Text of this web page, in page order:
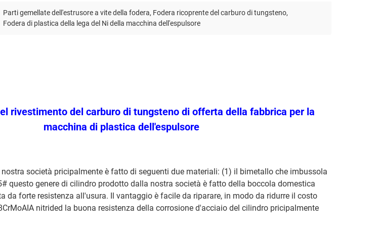
Parti gemellate dell'estrusore a vite della fodera, Fodera ricoprente del carburo di tungsteno,
Fodera di plastica della lega del Ni della macchina dell'espulsore
rivestimento del carburo di tungsteno di offerta della fabbrica per la
macchina di plastica dell'espulsore
società pricipalmente è fatto di seguenti due materiali: (1) il bimetallo che imbussola
questo genere di cilindro prodotto dalla nostra società è fatto della boccola domestica
da forte resistenza all'usura. Il vantaggio è facile da riparare, in modo da ridurre il costo
nitrided la buona resistenza della corrosione d'acciaio del cilindro pricipalmente